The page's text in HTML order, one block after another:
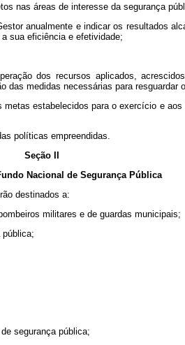
nas áreas de interesse da segurança
anualmente e indicar os resultados
sua eficiência e efetividade;
dos recursos aplicados,
medidas necessárias para resguardar
estabelecidos para o exercício e
políticas empreendidas.
Seção II
Nacional de Segurança Pública
destinados a:
militares e de guardas municipais;
pública;
segurança pública;